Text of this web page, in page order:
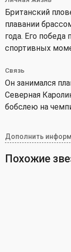
Британский
плавании
года. Его победа
спортивных
Связь
Он занимался
Северная
бобслею на
Дополнить
Похожие